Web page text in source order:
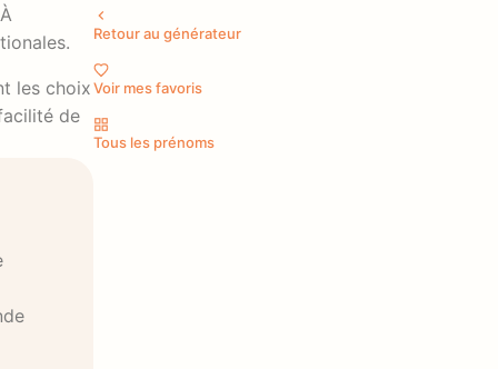
les choix
de
Retour au générateur
Voir mes favoris
Tous les prénoms